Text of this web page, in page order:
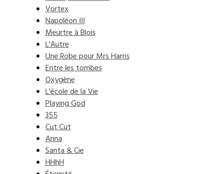
Vortex
Napoléon III
Meurtre à Blois
L'Autre
Une Robe pour Mrs Harris
Entre les tombes
Oxygène
L'école de la Vie
Playing God
355
Cut Cut
Anna
Santa & Cie
HHhH